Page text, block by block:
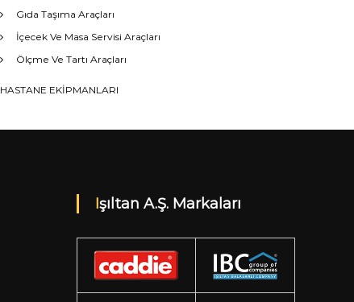
Gıda Taşıma Araçları
İçecek Ve Masa Servisi Araçları
Ölçme Ve Tartı Araçları
HASTANE EKİPMANLARI
Işıltan A.Ş. Markaları